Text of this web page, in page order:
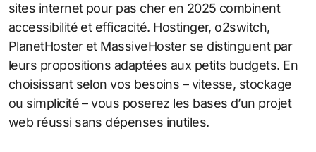
sites internet pour pas cher en 2025 combinent
accessibilité et efficacité. Hostinger, o2switch,
PlanetHoster et MassiveHoster se distinguent par
leurs propositions adaptées aux petits budgets. En
choisissant selon vos besoins – vitesse, stockage
ou simplicité – vous poserez les bases d’un projet
web réussi sans dépenses inutiles.